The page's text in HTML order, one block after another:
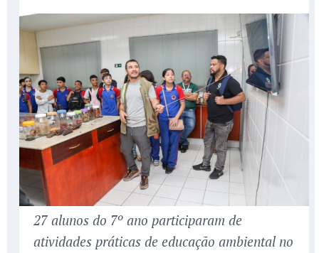
27 alunos do 7º ano participaram de
atividades práticas de educação ambiental no